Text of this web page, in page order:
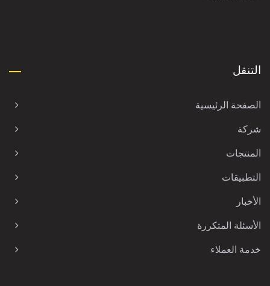
التنقل
الصفحة الرئيسية
شركة
المنتجات
التطبيقات
الأخبار
الأسئلة المتكررة
خدمة العملاء